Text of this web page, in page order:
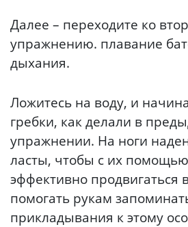
Далее – переходите ко
упражнению. плавание
дыхания.
Ложитесь на воду, и
гребки, как делали в
упражнении. На ноги
ласты, чтобы с их
эффективно продвигаться
помогать рукам
прикладывания к этому